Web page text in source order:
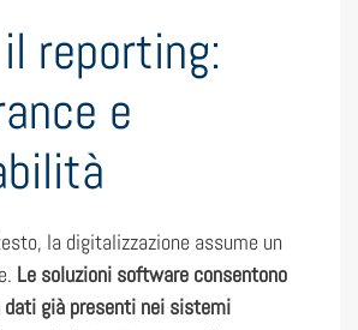
reporting:
e
la digitalizzazione assume un
Le soluzioni software consentono
già presenti nei sistemi